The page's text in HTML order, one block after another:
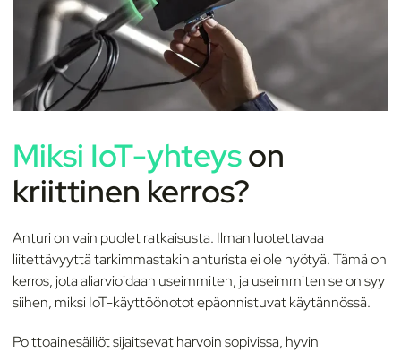
Miksi IoT-yhteyson
kriittinen kerros?
Anturi on vain puolet ratkaisusta. Ilman luotettavaa
liitettävyyttä tarkimmastakin anturista ei ole hyötyä. Tämä on
kerros, jota aliarvioidaan useimmiten, ja useimmiten se on syy
siihen, miksi IoT-käyttöönotot epäonnistuvat käytännössä.
Polttoainesäiliöt sijaitsevat harvoin sopivissa, hyvin